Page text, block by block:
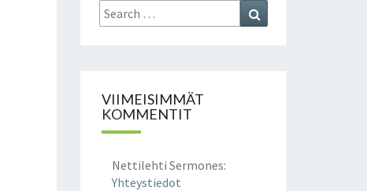
Search
for:
VIIMEISIMMÄT
KOMMENTIT
Nettilehti Sermones:
Yhteystiedot